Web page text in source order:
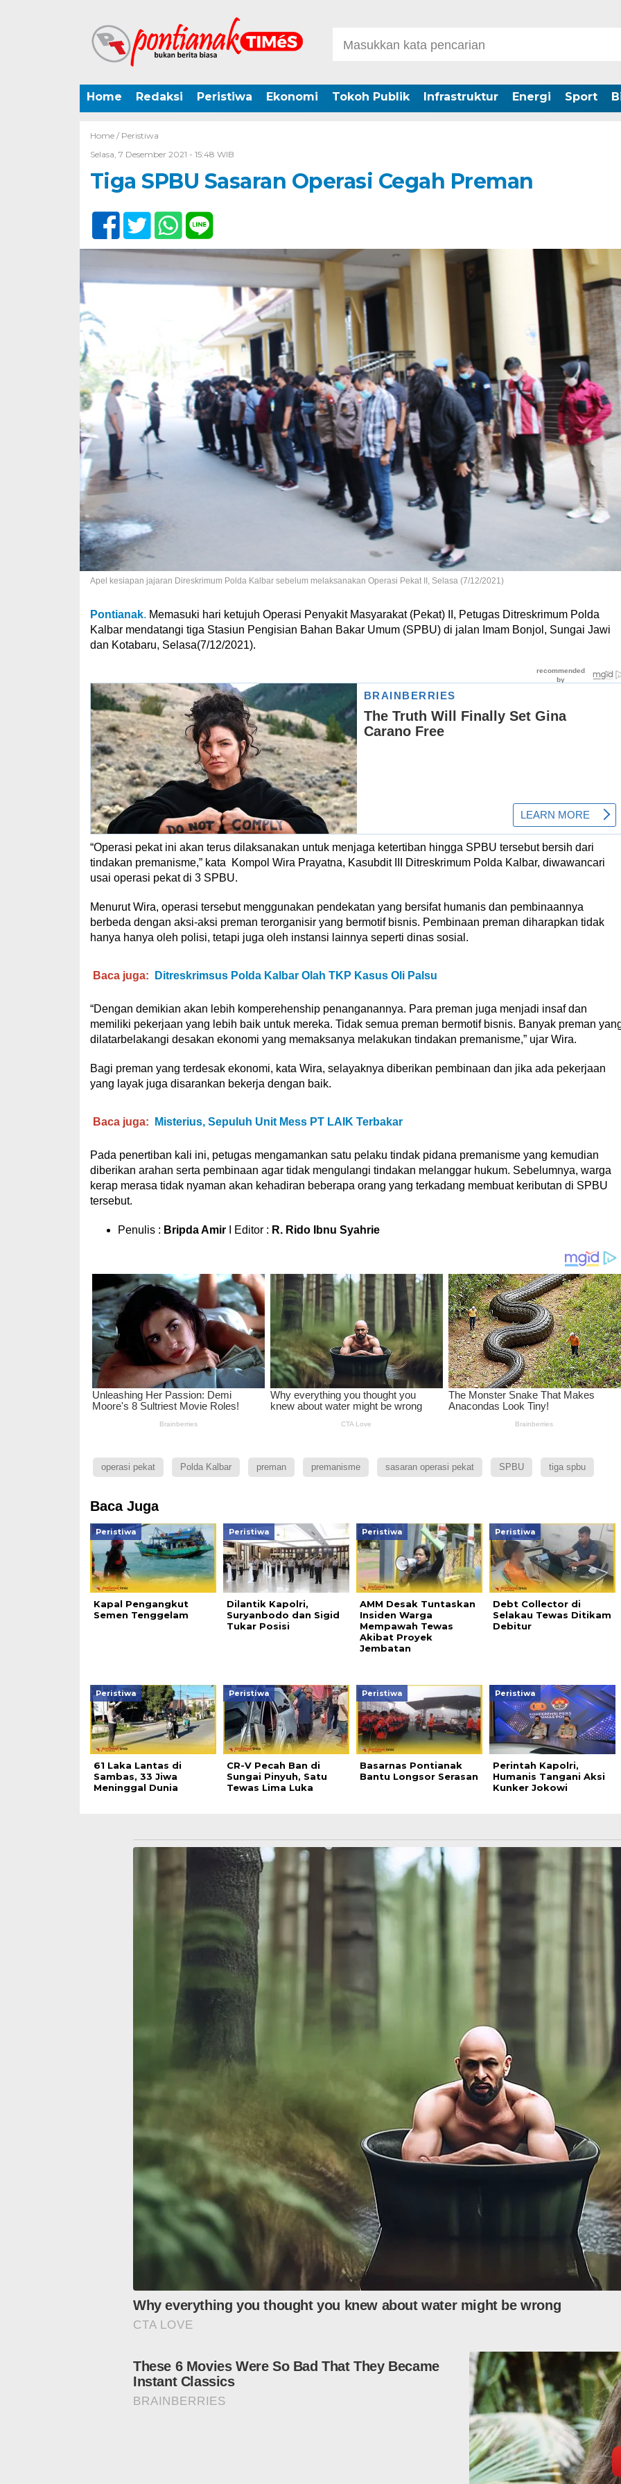
Home Redaksi Peristiwa Ekonomi Tokoh Publik Infrastruktur Energi Sport
Home / Peristiwa
Selasa, 7 Desember 2021 - 15:48 WIB
Tiga SPBU Sasaran Operasi Cegah Preman
Apel kesiapan jajaran Direskrimum Polda Kalbar sebelum melaksanakan Operasi Pekat II, Selasa (7/12/2021)
Pontianak. Memasuki hari ketujuh Operasi Penyakit Masyarakat (Pekat) II, Petugas Ditreskrimum Polda
Kalbar mendatangi tiga Stasiun Pengisian Bahan Bakar Umum (SPBU) di jalan Imam Bonjol, Sungai Jawi
dan Kotabaru, Selasa(7/12/2021).
“Operasi pekat ini akan terus dilaksanakan untuk menjaga ketertiban hingga SPBU tersebut bersih dari
tindakan premanisme,” kata Kompol Wira Prayatna, Kasubdit III Ditreskrimum Polda Kalbar, diwawancari
usai operasi pekat di 3 SPBU.
Menurut Wira, operasi tersebut menggunakan pendekatan yang bersifat humanis dan pembinaannya
berbeda dengan aksi-aksi preman terorganisir yang bermotif bisnis. Pembinaan preman diharapkan tidak
hanya hanya oleh polisi, tetapi juga oleh instansi lainnya seperti dinas sosial.
Baca juga: Ditreskrimsus Polda Kalbar Olah TKP Kasus Oli Palsu
“Dengan demikian akan lebih komperehenship penanganannya. Para preman juga menjadi insaf dan
memiliki pekerjaan yang lebih baik untuk mereka. Tidak semua preman bermotif bisnis. Banyak preman
dilatarbelakangi desakan ekonomi yang memaksanya melakukan tindakan premanisme,” ujar Wira.
Bagi preman yang terdesak ekonomi, kata Wira, selayaknya diberikan pembinaan dan jika ada pekerjaan
yang layak juga disarankan bekerja dengan baik.
Baca juga: Misterius, Sepuluh Unit Mess PT LAIK Terbakar
Pada penertiban kali ini, petugas mengamankan satu pelaku tindak pidana premanisme yang kemudian
diberikan arahan serta pembinaan agar tidak mengulangi tindakan melanggar hukum. Sebelumnya, warga
kerap merasa tidak nyaman akan kehadiran beberapa orang yang terkadang membuat keributan di SPBU
tersebut.
Penulis : Bripda Amir I Editor : R. Rido Ibnu Syahrie
operasi pekat Polda Kalbar preman premanisme sasaran operasi pekat SPBU tiga spbu
Baca Juga
Peristiwa
Kapal Pengangkut
Semen Tenggelam
Peristiwa
Dilantik Kapolri,
Suryanbodo dan Sigid
Tukar Posisi
Peristiwa
AMM Desak Tuntaskan
Insiden Warga
Mempawah Tewas
Akibat Proyek
Jembatan
Peristiwa
Debt Collector di
Selakau Tewas Ditikam
Debitur
Peristiwa
61 Laka Lantas di
Sambas, 33 Jiwa
Meninggal Dunia
Peristiwa
CR-V Pecah Ban di
Sungai Pinyuh, Satu
Tewas Lima Luka
Peristiwa
Basarnas Pontianak
Bantu Longsor Serasan
Peristiwa
Perintah Kapolri,
Humanis Tangani Aksi
Kunker Jokowi